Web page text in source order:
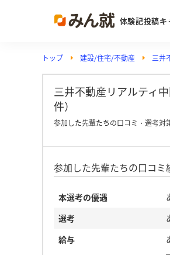
体験記投稿キ
トップ 建設/住宅/不動産 三井
三井不動産リアルティ
件）
参加した先輩たちの口コミ・選考対
参加した先輩たちの口コミ
本選考の優遇
選考
給与